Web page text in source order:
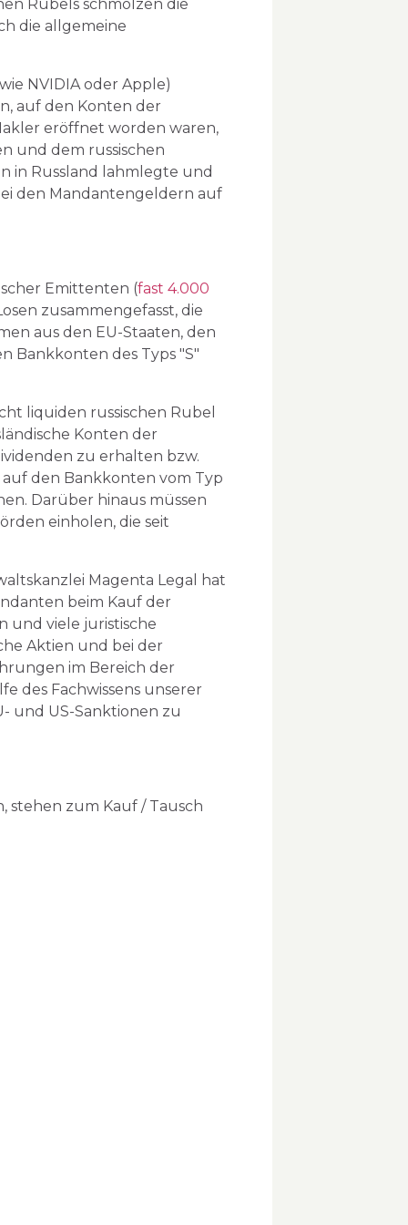
Rubels schmolzen die
die allgemeine
NVIDIA oder Apple)
auf den Konten der
eröffnet worden waren,
und dem russischen
in Russland lahmlegte und
den Mandantengeldern auf
Emittenten (fast 4.000
zusammengefasst, die
aus den EU-Staaten, den
Bankkonten des Typs "S"
liquiden russischen Rubel
Konten der
zu erhalten bzw.
den Bankkonten vom Typ
Darüber hinaus müssen
einholen, die seit
Magenta Legal hat
beim Kauf der
und viele juristische
Aktien und bei der
im Bereich der
des Fachwissens unserer
und US-Sanktionen zu
stehen zum Kauf / Tausch